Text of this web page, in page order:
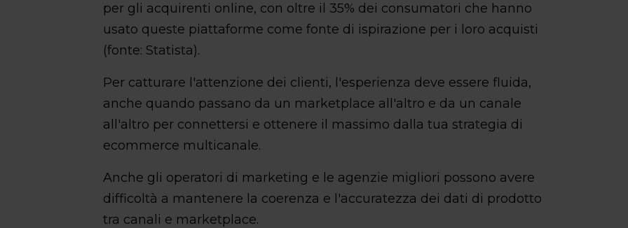
per gli acquirenti online, con oltre il 35% dei consumatori che hanno
usato queste piattaforme come fonte di ispirazione per i loro acquisti
(fonte: Statista).
Per catturare l'attenzione dei clienti, l'esperienza deve essere fluida,
anche quando passano da un marketplace all'altro e da un canale
all'altro per connettersi e ottenere il massimo dalla tua strategia di
ecommerce multicanale.
Anche gli operatori di marketing e le agenzie migliori possono avere
difficoltà a mantenere la coerenza e l'accuratezza dei dati di prodotto
tra canali e marketplace.